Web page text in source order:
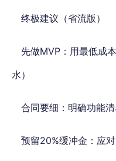
终极建议（省流版）
先做MVP：用最低成
水）
合同要细：明确功能
预留20%缓冲金：应